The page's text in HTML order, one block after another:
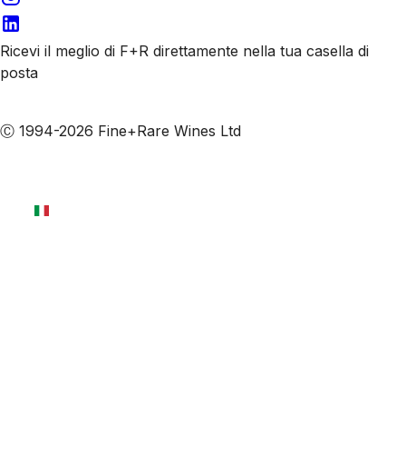
Ricevi il meglio di F+R direttamente nella tua casella di
posta
Ⓒ 1994-2026 Fine+Rare Wines Ltd